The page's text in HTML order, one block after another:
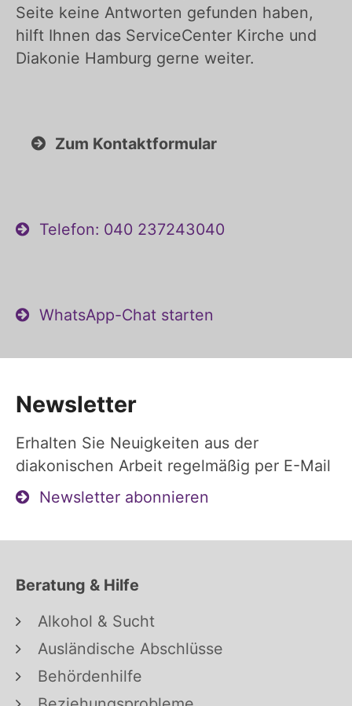
Seite keine Antworten gefunden haben,
hilft Ihnen das ServiceCenter Kirche und
Diakonie Hamburg gerne weiter.
Zum Kontaktformular
Telefon: 040 237243040
WhatsApp-Chat starten
Newsletter
Erhalten Sie Neuigkeiten aus der
diakonischen Arbeit regelmäßig per E-Mail
Newsletter abonnieren
Beratung & Hilfe
Alkohol & Sucht
Ausländische Abschlüsse
Behördenhilfe